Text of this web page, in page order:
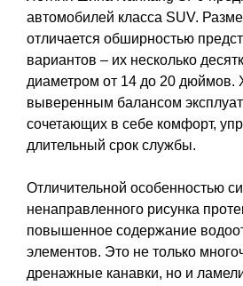
автомобилей класса SUV.
отличается обширностью
вариантов – их несколько
диаметром от 14 до 20 дюймов.
выверенным балансом
сочетающих в себе комфорт,
длительный срок службы.
Отличительной особенностью
ненаправленного рисунка
повышенное содержание
элементов. Это не только
дренажные канавки, но и